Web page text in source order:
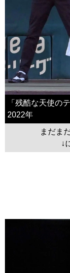
「残酷な天使の
2022年
まだま
↓